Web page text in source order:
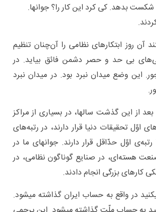
بدهد. کی کرد این کار را؟ جوانها.
آن روز ابتکارهای نظامی را آن‌چنان تنظیم
بی حد و حصر دشمن فائق بیاید. در
این وضع میدان نبرد بود. در میدان نبرد
بعد از این گذشت سالها، در بسیاری از مراکز
اوّل تحقیقات دنیا قرار دارند، در رتبه‌های
اوّل؛ یعنی توی ۱۰ رتبه‌ی اوّل حدّاقل قرار دارند. جوانهای ما در
صنعت هسته‌ای، در صنایع گوناگون نظامی، در
کارهای بزرگی انجام دادند.
در واقع به حساب ایران گذاشته میشود.